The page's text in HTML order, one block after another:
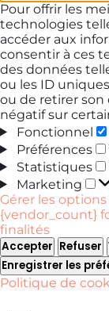
Pour offrir les
technologies
accéder aux
consentir à ces
des données
ou les ID
ou de retirer
négatif sur
Fonctionnel
Préférences
Statistiques
Marketing
Gérer les options
{vendor_count}
finalités
Accepter Refuser
Enregistrer les
Politique de